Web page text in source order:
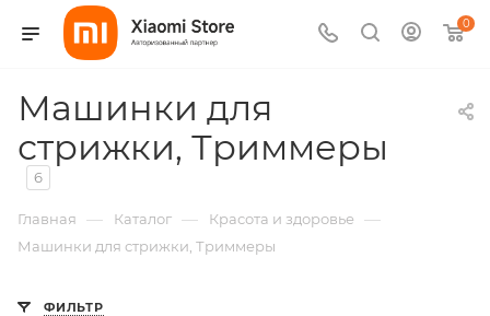
0
Машинки для
стрижки, Триммеры
6
Главная — Каталог — Красота и здоровье —
Машинки для стрижки, Триммеры
ФИЛЬТР